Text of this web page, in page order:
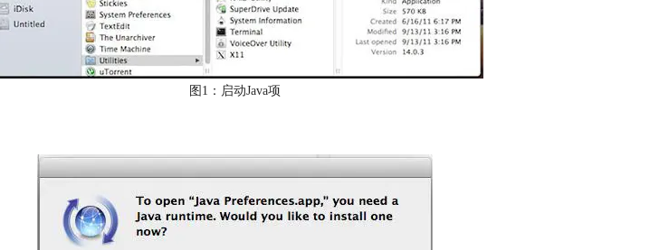
图1：启动Java项